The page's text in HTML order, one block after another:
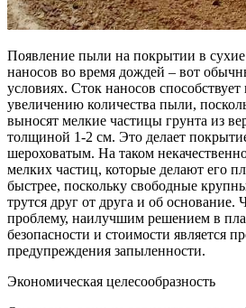
Появление пыли на покрытии в
наносов во время дождей – вот
условиях. Сток наносов
увеличению количества пыли,
выносят мелкие частицы грунта из
толщиной 1-2 см. Это делает
шероховатым. На таком
мелких частиц, которые делают его
быстрее, поскольку свободные
трутся друг от друга и об основание.
проблему, наилучшим решением в
безопасности и стоимости является
предупреждения запыленности.
Экономическая целесообразность